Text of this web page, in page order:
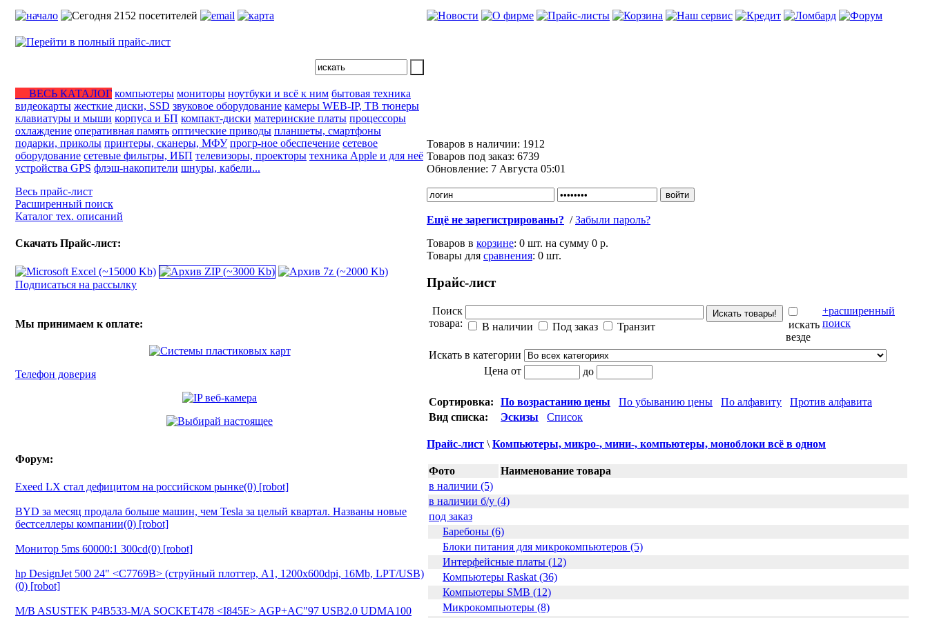
ВЕСЬ КАТАЛОГ компьютеры мониторы ноутбуки и всё к ним бытовая техника
видеокарты жесткие диски, SSD звуковое оборудование камеры WEB-IP, ТВ тюнеры
клавиатуры и мыши корпуса и БП компакт-диски материнские платы процессоры
охлаждение оперативная память оптические приводы планшеты, смартфоны
подарки, приколы принтеры, сканеры, МФУ прогр-ное обеспечение сетевое
оборудование сетевые фильтры, ИБП телевизоры, проекторы техника Apple и для неё
устройства GPS флэш-накопители шнуры, кабели...
Весь прайс-лист
Расширенный поиск
Каталог тех. описаний
Скачать Прайс-лист:
Подписаться на рассылку
Мы принимаем к оплате:
Телефон доверия
Форум:
Exeed LX стал дефицитом на российском рынке(0) [robot]
BYD за месяц продала больше машин, чем Tesla за целый квартал. Названы новые
бестселлеры компании(0) [robot]
Монитор 5ms 60000:1 300cd(0) [robot]
hp DesignJet 500 24" <C7769B> (струйный плоттер, A1, 1200х600dpi, 16Mb, LPT/USB)
(0) [robot]
M/B ASUSTEK P4B533-M/A SOCKET478 <I845E> AGP+AC"97 USB2.0 UDMA100
Товаров в наличии: 1912
Товаров под заказ: 6739
Обновление: 7 Августа 05:01
Ещё не зарегистрированы? /Забыли пароль?
Товаров в корзине: 0 шт. на сумму 0 р.
Товары для сравнения: 0 шт.
Прайс-лист
Поиск
товара:
В наличии Под заказ Транзит
искать
везде
+расширенный
поиск
Искать в категории
Цена от
до
Сортировка: По возрастанию цены По убыванию цены По алфавиту
Против алфавита
Вид списка:
Эскизы Список
Прайс-лист \Компьютеры, микро-, мини-, компьютеры, моноблоки всё в одном
Фото
Наименование товара
в наличии (5)
в наличии б/у (4)
под заказ
Баребоны (6)
Блоки питания для микрокомпьютеров (5)
Интерфейсные платы (12)
Компьютеры Raskat (36)
Компьютеры SMB (12)
Микрокомпьютеры (8)